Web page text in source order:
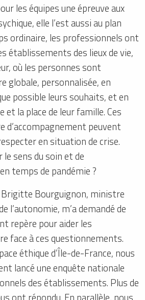
les équipes une épreuve aux
elle l’est aussi au plan
ordinaire, les professionnels ont
établissements des lieux de vie,
où les personnes sont
globale, personnalisée, en
possible leurs souhaits, et en
et la place de leur famille. Ces
d’accompagnement peuvent
en situation de crise.
sens du soin et de
temps de pandémie ?
Bourguignon, ministre
l’autonomie, m’a demandé de
repère pour aider les
face à ces questionnements.
éthique d’Île-de-France, nous
lancé une enquête nationale
des établissements. Plus de